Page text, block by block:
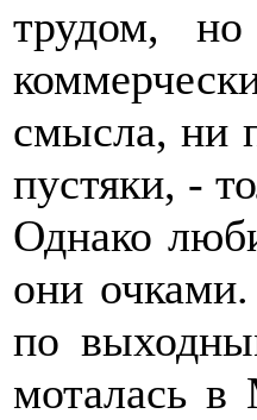
трудом,
смысла, ни
пустяки, -
Однако
они очками.
по
моталась в